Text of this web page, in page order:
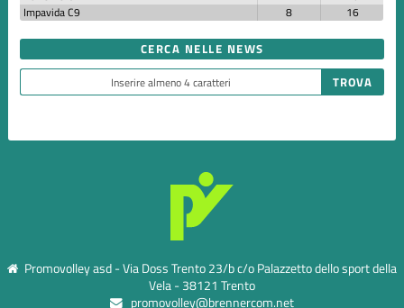
Impavida C9
8 16
CERCA NELLE NEWS
Promovolley asd - Via Doss Trento 23/b c/o Palazzetto dello sport della
Vela - 38121 Trento
promovolley@brennercom.net